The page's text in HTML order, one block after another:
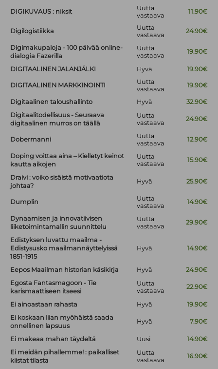
DIGIKUVAUS : niksit
Uutta
vastaava
11.90€
Digilogistiikka
Uutta
vastaava
24.90€
Digimakupaloja - 100 päivää online-
dialogia Fazerilla
Uutta
vastaava
19.90€
DIGITAALINEN JALANJÄLKI Hyvä 19.90€
DIGITAALINEN MARKKINOINTI
Uutta
vastaava
19.90€
Digitaalinen taloushallinto Hyvä
32.90€
Digitaalitodellisuus - Seuraava
digitaalinen murros on täällä
Uutta
vastaava
24.90€
Dobermanni
Uutta
vastaava
12.90€
Doping voittaa aina – Kielletyt keinot
kautta aikojen
Uutta
vastaava
15.90€
Draivi : voiko sisäistä motivaatiota
johtaa?
Hyvä 25.90€
Dumplin
Uutta
vastaava
14.90€
Dynaamisen ja innovatiivisen
liiketoimintamallin suunnittelu
Uutta
vastaava
29.90€
Edistyksen luvattu maailma -
Edistysusko maailmannäyttelyissä
1851-1915
Hyvä 14.90€
Eepos Maailman historian käsikirja Hyvä
24.90€
Egosta Fantasmagoon - Tie
karismaattiseen itseesi
Uutta
vastaava
22.90€
Ei ainoastaan rahasta Hyvä
19.90€
Ei koskaan liian myöhäistä saada
onnellinen lapsuus
Hyvä 7.90€
Ei makeaa mahan täydeltä Uusi
14.90€
Ei meidän pihallemme! : paikalliset
kiistat tilasta
Uutta
vastaava
16.90€